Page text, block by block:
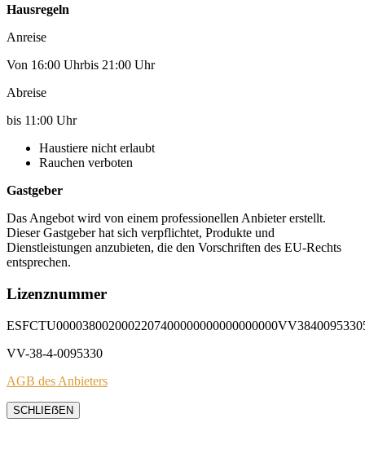
Hausregeln
Anreise
Von 16:00 Uhrbis 21:00 Uhr
Abreise
bis 11:00 Uhr
Haustiere nicht erlaubt
Rauchen verboten
Gastgeber
Das Angebot wird von einem professionellen Anbieter erstellt.
Dieser Gastgeber hat sich verpflichtet, Produkte und
Dienstleistungen anzubieten, die den Vorschriften des EU-Rechts
entsprechen.
Lizenznummer
VV-38-4-0095330
AGB des Anbieters
SCHLIEẞEN